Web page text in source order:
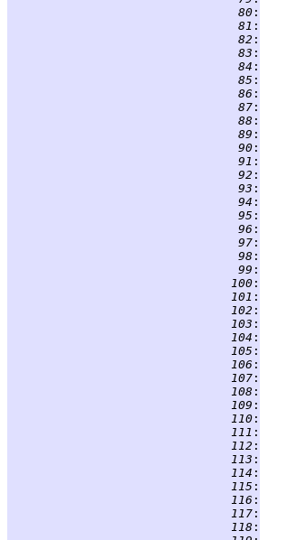
  80
:
  81
:
  82
:
  83
:
  84
:
  85
:
  86
:
  87
:
  88
:
  89
:
  90
:
  91
:
  92
:
  93
:
  94
:
  95
:
  96
:
  97
:
  98
:
  99
:
100 :
101 :
102 :
103 :
104 :
105 :
106 :
107 :
108 :
109 :
110 :
111 :
112 :
113 :
114 :
115 :
116 :
117 :
118 :